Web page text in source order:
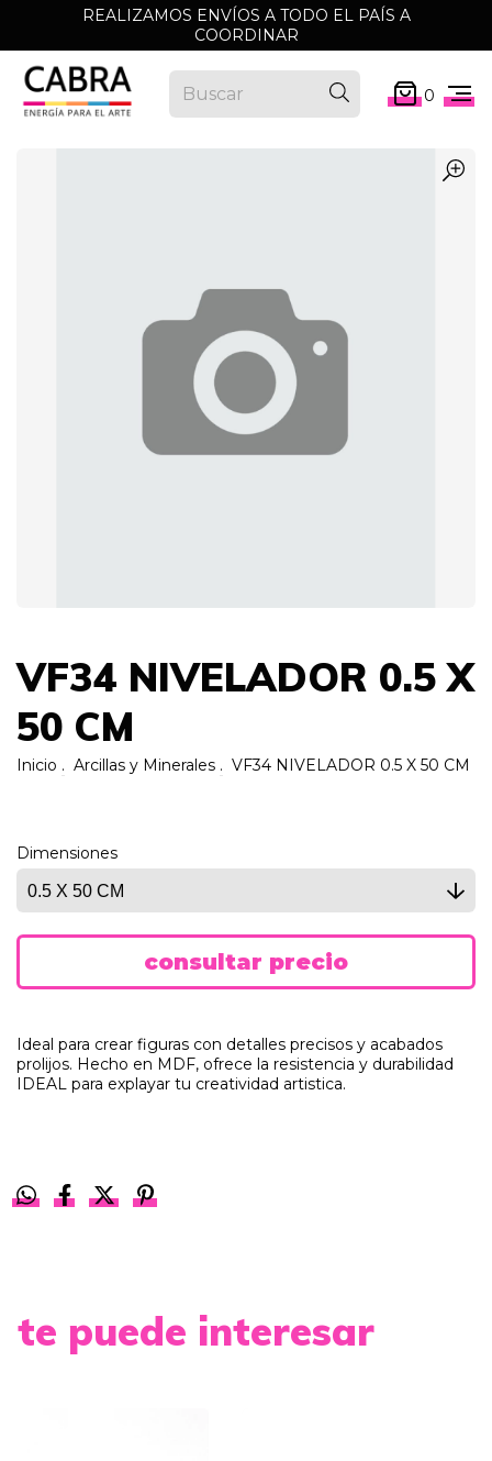
REALIZAMOS ENVÍOS A TODO EL PAÍS A
COORDINAR
0
VF34 NIVELADOR 0.5 X
50 CM
Inicio . Arcillas y Minerales . VF34 NIVELADOR 0.5 X 50 CM
Dimensiones
Ideal para crear figuras con detalles precisos y acabados
prolijos. Hecho en MDF, ofrece la resistencia y durabilidad
IDEAL para explayar tu creatividad artistica.
te puede interesar